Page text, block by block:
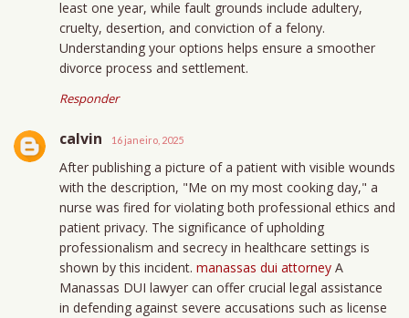
least one year, while fault grounds include adultery,
cruelty, desertion, and conviction of a felony.
Understanding your options helps ensure a smoother
divorce process and settlement.
Responder
calvin 16 janeiro, 2025
After publishing a picture of a patient with visible wounds
with the description, "Me on my most cooking day," a
nurse was fired for violating both professional ethics and
patient privacy. The significance of upholding
professionalism and secrecy in healthcare settings is
shown by this incident. manassas dui attorney A
Manassas DUI lawyer can offer crucial legal assistance
in defending against severe accusations such as license